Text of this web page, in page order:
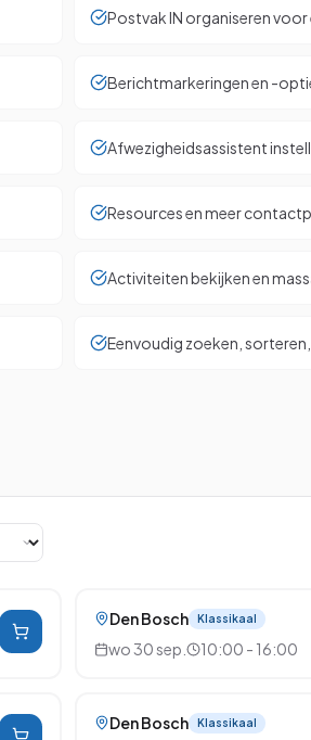
Postvak IN organiseren
Berichtmarkeringen en -
Afwezigheidsassistent
Resources en meer
Activiteiten bekijken en
Eenvoudig zoeken,
Den Bosch Klassikaal
wo 30 sep. 10:00 - 16:00
Den Bosch Klassikaal